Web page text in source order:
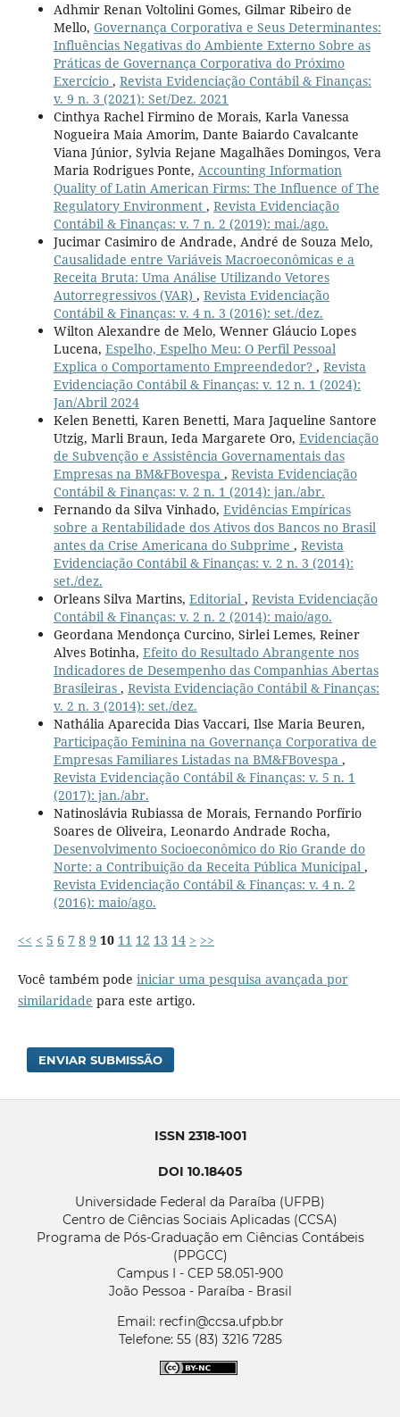
Adhmir Renan Voltolini Gomes, Gilmar Ribeiro de
Mello, Governança Corporativa e Seus Determinantes:
Influências Negativas do Ambiente Externo Sobre as
Práticas de Governança Corporativa do Próximo
Exercício , Revista Evidenciação Contábil & Finanças:
v. 9 n. 3 (2021): Set/Dez. 2021
Cinthya Rachel Firmino de Morais, Karla Vanessa
Nogueira Maia Amorim, Dante Baiardo Cavalcante
Viana Júnior, Sylvia Rejane Magalhães Domingos, Vera
Maria Rodrigues Ponte, Accounting Information
Quality of Latin American Firms: The Influence of The
Regulatory Environment , Revista Evidenciação
Contábil & Finanças: v. 7 n. 2 (2019): mai./ago.
Jucimar Casimiro de Andrade, André de Souza Melo,
Causalidade entre Variáveis Macroeconômicas e a
Receita Bruta: Uma Análise Utilizando Vetores
Autorregressivos (VAR) , Revista Evidenciação
Contábil & Finanças: v. 4 n. 3 (2016): set./dez.
Wilton Alexandre de Melo, Wenner Gláucio Lopes
Lucena, Espelho, Espelho Meu: O Perfil Pessoal
Explica o Comportamento Empreendedor? , Revista
Evidenciação Contábil & Finanças: v. 12 n. 1 (2024):
Jan/Abril 2024
Kelen Benetti, Karen Benetti, Mara Jaqueline Santore
Utzig, Marli Braun, Ieda Margarete Oro, Evidenciação
de Subvenção e Assistência Governamentais das
Empresas na BM&FBovespa , Revista Evidenciação
Contábil & Finanças: v. 2 n. 1 (2014): jan./abr.
Fernando da Silva Vinhado, Evidências Empíricas
sobre a Rentabilidade dos Ativos dos Bancos no Brasil
antes da Crise Americana do Subprime , Revista
Evidenciação Contábil & Finanças: v. 2 n. 3 (2014):
set./dez.
Orleans Silva Martins, Editorial , Revista Evidenciação
Contábil & Finanças: v. 2 n. 2 (2014): maio/ago.
Geordana Mendonça Curcino, Sirlei Lemes, Reiner
Alves Botinha, Efeito do Resultado Abrangente nos
Indicadores de Desempenho das Companhias Abertas
Brasileiras , Revista Evidenciação Contábil & Finanças:
v. 2 n. 3 (2014): set./dez.
Nathália Aparecida Dias Vaccari, Ilse Maria Beuren,
Participação Feminina na Governança Corporativa de
Empresas Familiares Listadas na BM&FBovespa ,
Revista Evidenciação Contábil & Finanças: v. 5 n. 1
(2017): jan./abr.
Natinoslávia Rubiassa de Morais, Fernando Porfírio
Soares de Oliveira, Leonardo Andrade Rocha,
Desenvolvimento Socioeconômico do Rio Grande do
Norte: a Contribuição da Receita Pública Municipal ,
Revista Evidenciação Contábil & Finanças: v. 4 n. 2
(2016): maio/ago.
<< < 5 6 7 8 9 10 11 12 13 14 > >>
Você também pode iniciar uma pesquisa avançada por
similaridade para este artigo.
ENVIAR SUBMISSÃO
ISSN 2318-1001
DOI 10.18405
Universidade Federal da Paraíba (UFPB)
Centro de Ciências Sociais Aplicadas (CCSA)
Programa de Pós-Graduação em Ciências Contábeis
(PPGCC)
Campus I - CEP 58.051-900
João Pessoa - Paraíba - Brasil
Email: recfin@ccsa.ufpb.br
Telefone: 55 (83) 3216 7285